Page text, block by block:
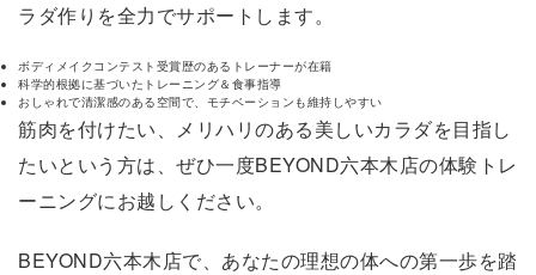
ラダ作りを全力でサポートします。
ボディメイクコンテスト受賞歴のあるトレーナーが在籍
科学的根拠に基づいたトレーニング＆食事指導
おしゃれで清潔感のある空間で、モチベーションも維持しやすい
筋肉を付けたい、メリハリのある美しいカラダを目指し
たいという方は、ぜひ一度BEYOND六本木店の体験トレ
ーニングにお越しください。
BEYOND六本木店で、あなたの理想の体への第一歩を踏